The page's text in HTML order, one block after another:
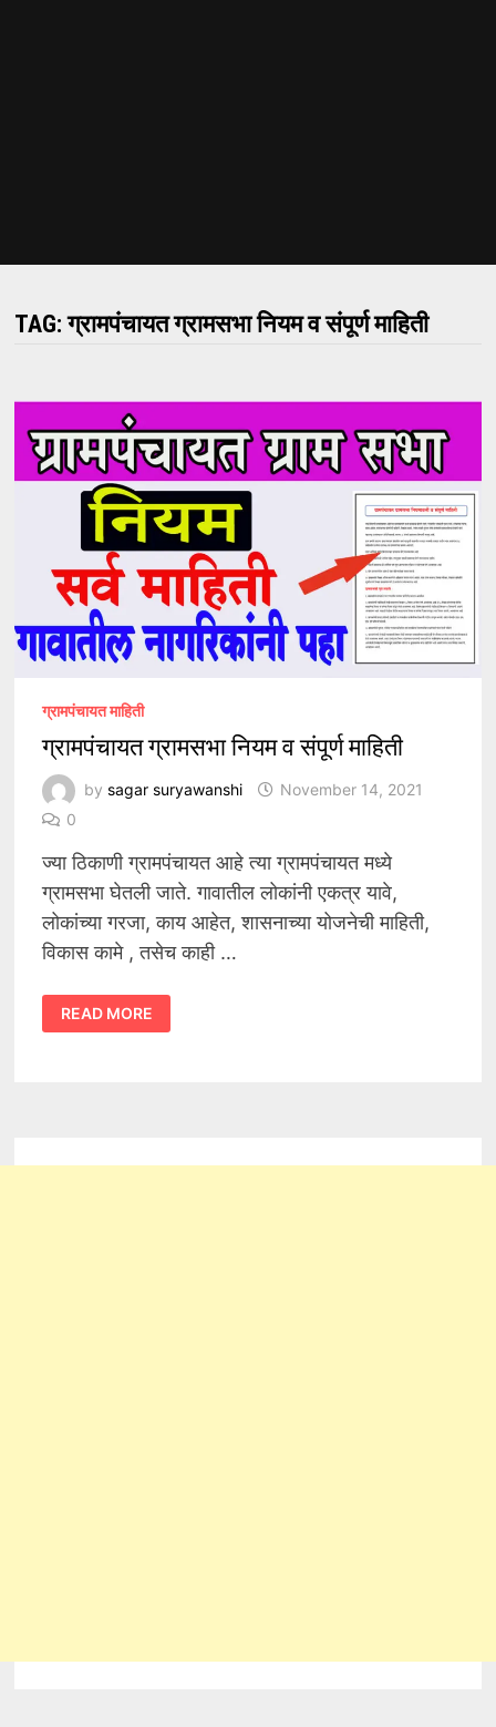
TAG:ग्रामपंचायत ग्रामसभा नियम व संपूर्ण माहिती
ग्रामपंचायत माहिती
ग्रामपंचायत ग्रामसभा नियम व संपूर्ण माहिती
by sagar suryawanshi
November 14, 2021
0
ज्या ठिकाणी ग्रामपंचायत आहे त्या ग्रामपंचायत मध्ये
ग्रामसभा घेतली जाते. गावातील लोकांनी एकत्र यावे,
लोकांच्या गरजा, काय आहेत, शासनाच्या योजनेची माहिती,
विकास कामे , तसेच काही …
ग्रामपंचायत
ग्रामसभा
नियम
READ MORE